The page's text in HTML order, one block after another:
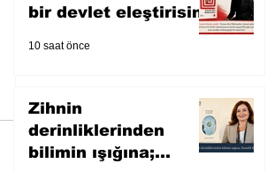
bir devlet eleştirisine
10 saat önce
Zihnin
derinliklerinden
bilimin ışığına;